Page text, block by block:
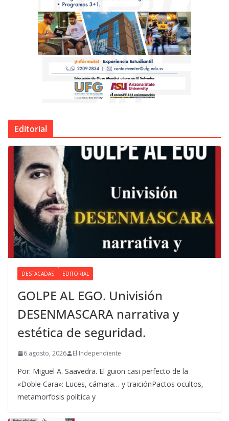
Editorial
DESTACADAS EDITORIAL
GOLPE AL EGO. Univisión
DESENMASCARA narrativa y
estética de seguridad.
6 agosto, 2026 El Independiente
Por: Miguel A. Saavedra. El guion casi perfecto de la
«Doble Cara»: Luces, cámara… y traiciónPactos ocultos,
metamorfosis política y